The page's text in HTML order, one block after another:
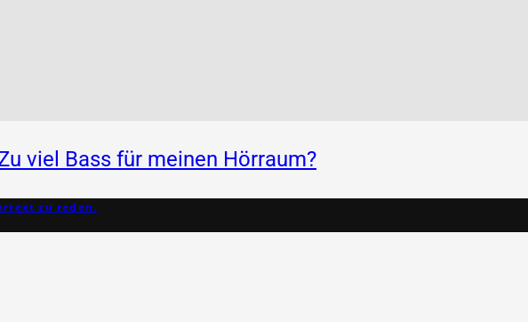
viel Bass für meinen Hörraum?
zu reden.